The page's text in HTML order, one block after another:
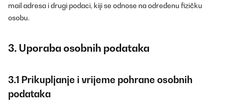
mail adresa i drugi podaci, kiji se odnose na određenu fizičku
osobu.
3. Uporaba osobnih podataka
3.1 Prikupljanje i vrijeme pohrane osobnih
podataka